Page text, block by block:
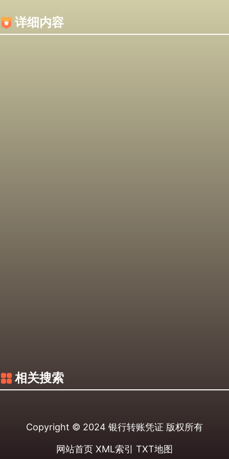
详细内容
相关搜索
Copyright © 2024 银行转账凭证 版权所有
网站首页 XML索引 TXT地图